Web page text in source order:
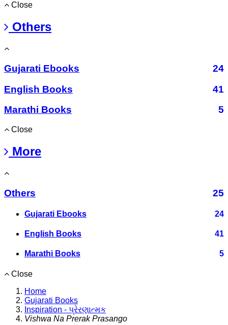
Close
Others
Gujarati Ebooks
24
English Books
41
Marathi Books
5
Close
More
Others 25
Gujarati Ebooks 24
English Books 41
Marathi Books 5
Close
Home
Gujarati Books
Inspiration - પ્રેરણાત્મક
Vishwa Na Prerak Prasango